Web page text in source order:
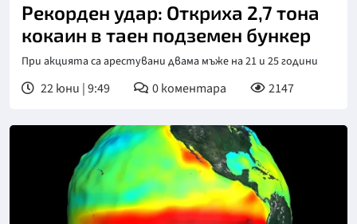
Рекорден удар: Откриха 2,7 тона
кокаин в таен подземен бункер
При акцията са арестувани двама мъже на 21 и 25 години
22 юни | 9:49 0коментара 2147